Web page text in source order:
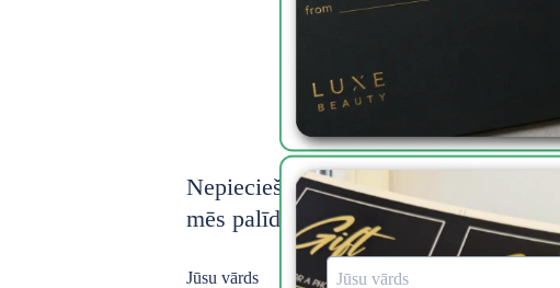
Nepieciešama konsultācija? Nosūtiet
mēs palīdzēsim.
Jūsu vārds